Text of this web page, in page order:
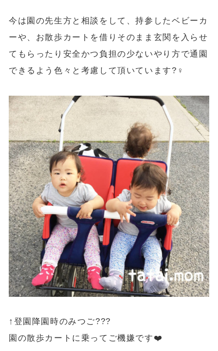
今は園の先生方と相談をして、持参したベビーカ
ーや、お散歩カートを借りそのまま玄関を入らせ
てもらったり安全かつ負担の少ないやり方で通園
できるよう色々と考慮して頂いています?‍♀️
↑登園降園時のみつご???
園の散歩カートに乗ってご機嫌です❤️